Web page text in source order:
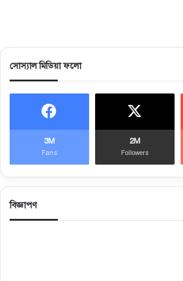
সোস্যাল মিডিয়া ফলো
3M
Fans
2M
Followers
বিজ্ঞাপণ